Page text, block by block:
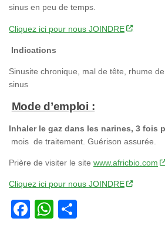
sinus en peu de temps.
Cliquez ici pour nous JOINDRE
Indications
Sinusite chronique, mal de tête, rhume
sinus
Mode d’emploi :
Inhaler le gaz dans les narines, 3 fois
mois de traitement. Guérison assurée.
Prière de visiter le site www.africbio.com
Cliquez ici pour nous JOINDRE
Facebook
WhatsApp